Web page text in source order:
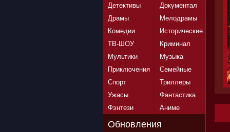
Детективы
Документал
Драмы
Мелодрамы
Комедии
Исторические
ТВ-ШОУ
Криминал
Мультики
Музыка
Приключения
Семейные
Спорт
Триллеры
Ужасы
Фантастика
Фэнтези
Аниме
Обновления